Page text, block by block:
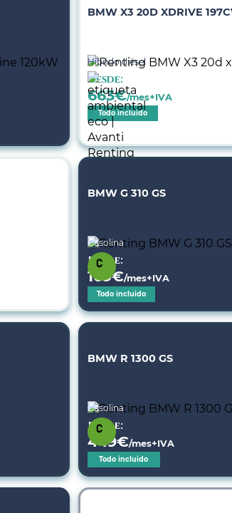
BMW X3 20D XDRIVE
Híbrido diésel
Desde:
663€/mes+IVA
Todo incluido
BMW G 310 GS
Gasolina
Desde:
169€/mes+IVA
Todo incluido
BMW R 1300 GS
Gasolina
Desde:
449€/mes+IVA
Todo incluido